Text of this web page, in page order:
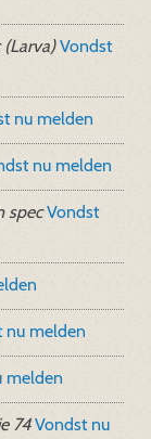
Vondst
nu melden
nu melden
spec Vondst
nu melden
melden
74 Vondst nu